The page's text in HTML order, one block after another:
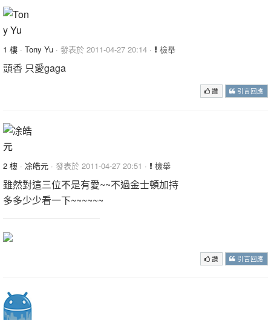
1 樓 · Tony Yu · 發表於 2011-04-27 20:14 · 檢舉
頭香 只愛gaga
讚 引言回應
2 樓 · 凃皓元 · 發表於 2011-04-27 20:51 · 檢舉
雖然對這三位不是有愛~~不過金士頓加持
多多少少看一下~~~~~~
讚 引言回應